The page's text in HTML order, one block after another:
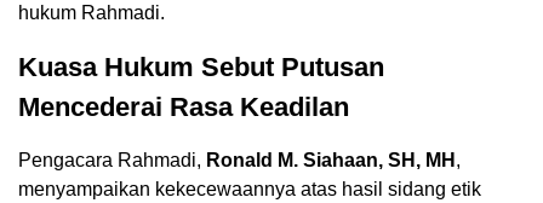
hukum Rahmadi.
Kuasa Hukum Sebut Putusan
Mencederai Rasa Keadilan
Pengacara Rahmadi, Ronald M. Siahaan, SH, MH ,
menyampaikan kekecewaannya atas hasil sidang etik